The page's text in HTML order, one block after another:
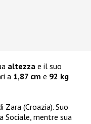
altezza e il suo
a 1,87 cm e 92 kg
Zara (Croazia). Suo
Sociale, mentre sua